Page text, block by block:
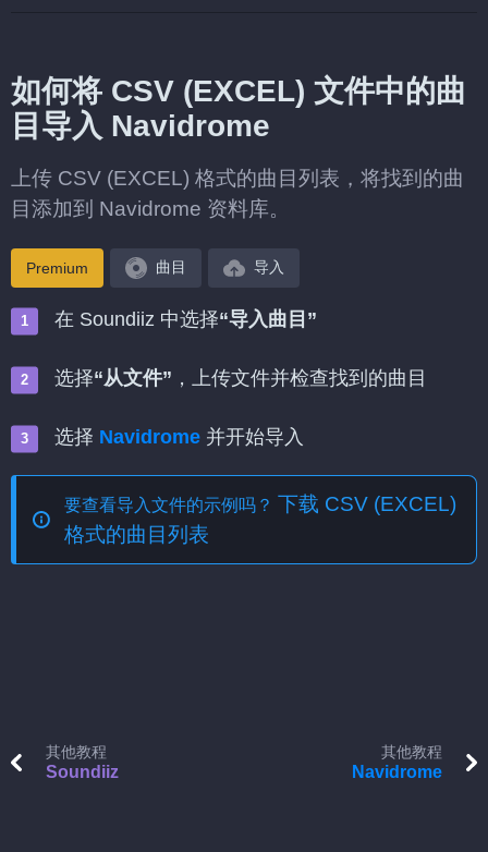
如何将 CSV (EXCEL) 文件中的曲
目导入 Navidrome
上传 CSV (EXCEL) 格式的曲目列表，将找到的曲
目添加到 Navidrome 资料库。
Premium 曲目 导入
在 Soundiiz 中选择“导入曲目”
选择“从文件” ，上传文件并检查找到的曲目
选择 Navidrome 并开始导入
要查看导入文件的示例吗？ 下载 CSV (EXCEL)
格式的曲目列表
其他教程
Soundiiz
其他教程
Navidrome